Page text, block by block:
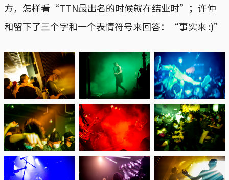
方，怎样看“TTN最出名的时候就在结业时”；许仲
和留下了三个字和一个表情符号来回答：“事实来 :)”